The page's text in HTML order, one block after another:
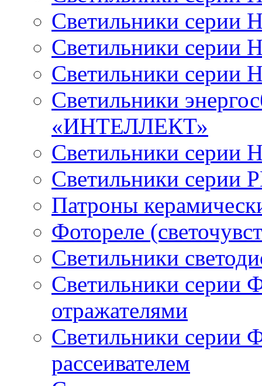
Светильники серии
Светильники серии
Светильники серии
Светильники
«ИНТЕЛЛЕКТ»
Светильники серии
Светильники серии
Патроны
Фотореле
Светильники
Светильники
отражателями
Светильники серии
рассеивателем